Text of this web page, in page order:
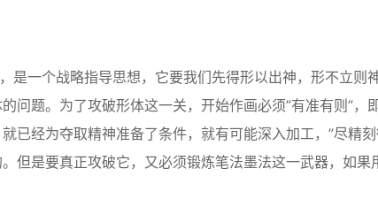
一个战略指导思想，它要我们先得形以出神，形不立则
问题。为了攻破形体这一关，开始作画必须”有准有则”，
已经为夺取精神准备了条件，就有可能深入加工，”尽精
但是要真正攻破它，又必须锻炼笔法墨法这一武器，如果